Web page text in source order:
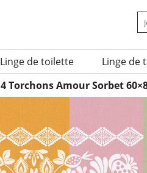
Linge de toilette Linge de
4 Torchons Amour Sorbet